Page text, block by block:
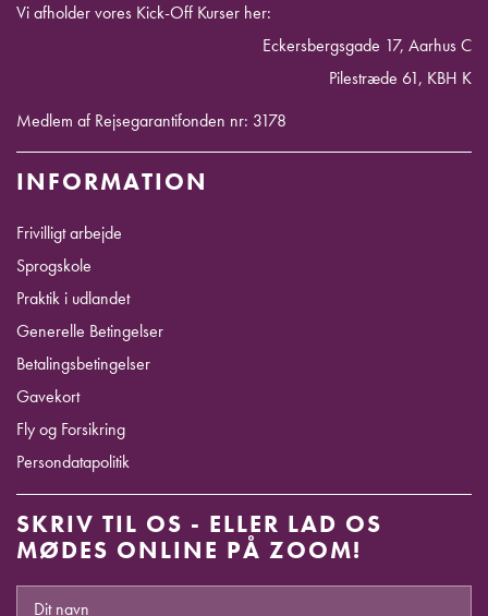
Vi afholder vores Kick-Off Kurser her:
Eckersbergsgade 17, Aarhus C
Pilestræde 61, KBH K
Medlem af Rejsegarantifonden nr: 3178
INFORMATION
Frivilligt arbejde
Sprogskole
Praktik i udlandet
Generelle Betingelser
Betalingsbetingelser
Gavekort
Fly og Forsikring
Persondatapolitik
SKRIV TIL OS - ELLER LAD OS
MØDES ONLINE PÅ ZOOM!